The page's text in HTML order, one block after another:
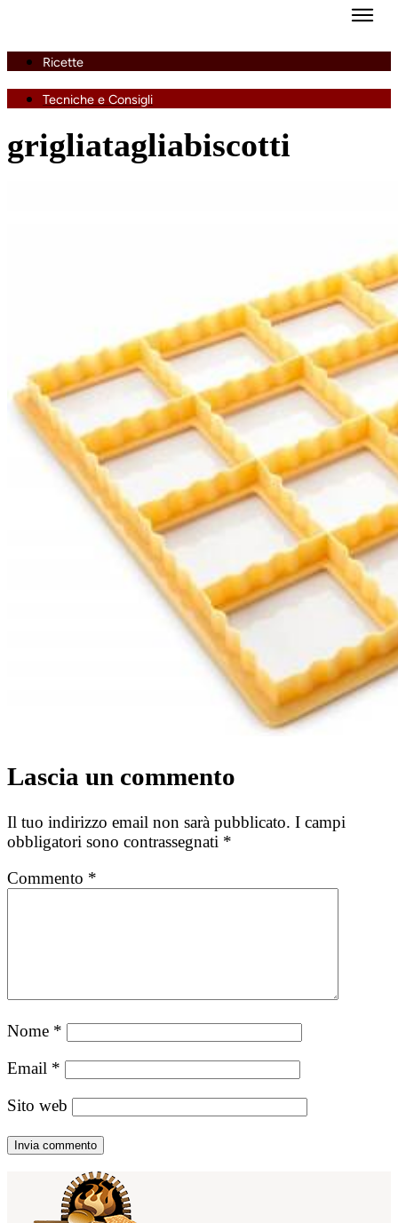
Ricette
Tecniche e Consigli
grigliatagliabiscotti
Lascia un commento
Il tuo indirizzo email non sarà pubblicato. I campi
obbligatori sono contrassegnati *
Commento *
Nome *
Email *
Sito web